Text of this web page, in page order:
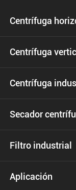
Centrífuga
Centrífuga
Centrífuga
Secador
Filtro industrial
Aplicación